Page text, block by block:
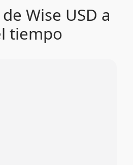
Wise USD a
tiempo